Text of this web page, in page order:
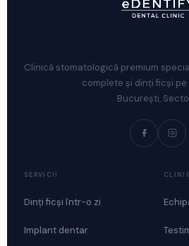
Clinică stomatologică premium
complete și dinți ficși
București,
SERVICII
Dinți ficși într-o zi
Implant dentar